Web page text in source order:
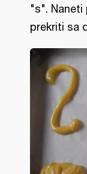
"s". Naneti
prekriti sa